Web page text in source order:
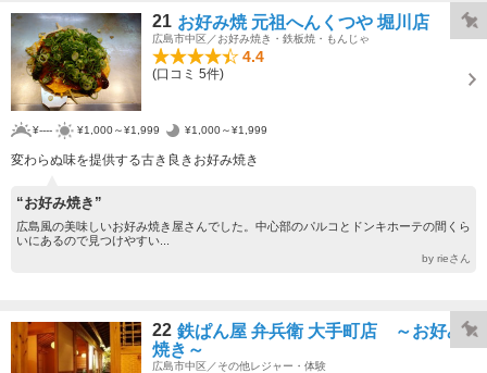
21 お好み焼 元祖へんくつや 堀川店
広島市中区／お好み焼き・鉄板焼・もんじゃ
4.4
(口コミ 5件)
¥---- ¥1,000～¥1,999 ¥1,000～¥1,999
変わらぬ味を提供する古き良きお好み焼き
“お好み焼き”
広島風の美味しいお好み焼き屋さんでした。中心部のパルコとドンキホーテの間くら
いにあるので見つけやすい...
by rieさん
22 鉄ぱん屋 弁兵衛 大手町店 ～お好み
焼き～
広島市中区／その他レジャー・体験